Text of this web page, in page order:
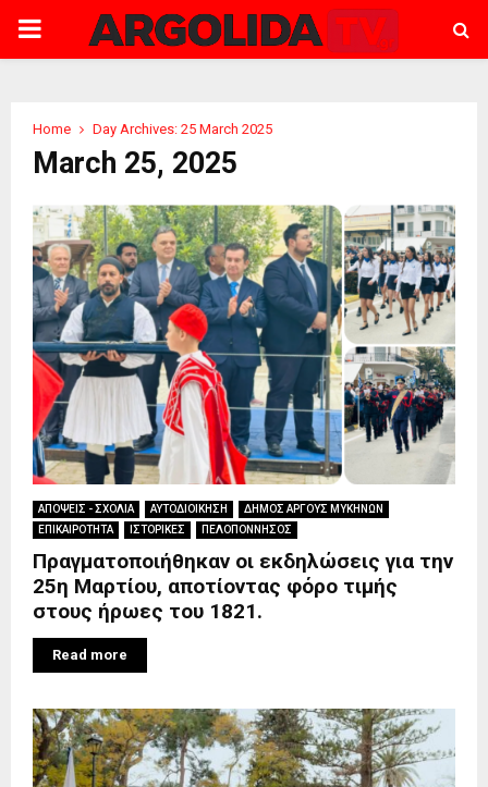
PRIMARY
Home Day Archives: 25 March 2025
March 25, 2025
ΑΠΟΨΕΙΣ - ΣΧΟΛΙΑ ΑΥΤΟΔΙΟΙΚΗΣΗ
ΔΗΜΟΣ ΑΡΓΟΥΣ ΜΥΚΗΝΩΝ
ΕΠΙΚΑΙΡΟΤΗΤΑ
ΙΣΤΟΡΙΚΕΣ ΠΕΛΟΠΟΝΝΗΣΟΣ
Πραγματοποιήθηκαν οι εκδηλώσεις για την
25η Μαρτίου, αποτίοντας φόρο τιμής
στους ήρωες του 1821.
Read more